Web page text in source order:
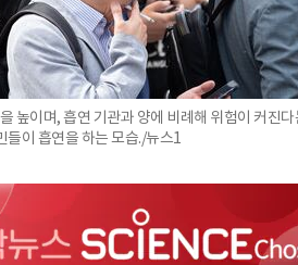
높이며, 흡연 기관과 양에 비례해 위험이 커진
들이 흡연을 하는 모습./뉴스1